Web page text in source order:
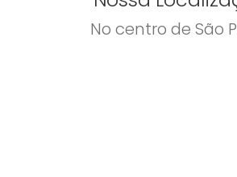
No centro de São